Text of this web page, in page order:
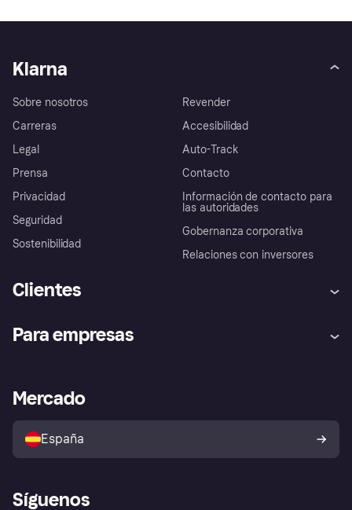
Klarna
Sobre nosotros
Carreras
Legal
Prensa
Privacidad
Seguridad
Sostenibilidad
Revender
Accesibilidad
Auto-Track
Contacto
Información de contacto para
las autoridades
Gobernanza corporativa
Relaciones con inversores
Clientes
Inicio de sesión
Directorio de tiendas
Política de protección al
comprador de Klarna
Reclamaciones
Para empresas
Acceso empresas
Mercado
España
Síguenos